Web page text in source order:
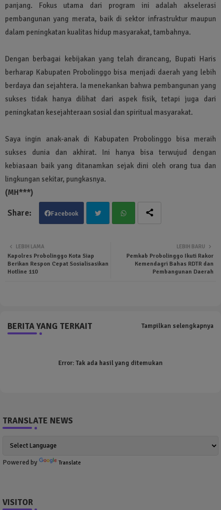
panjang. Fokus utama dari program ini adalah akselerasi
pembangunan yang merata, baik di sektor infrastruktur maupun
dalam peningkatan kualitas hidup masyarakat, tambahnya.
Dengan berbagai kebijakan yang telah dirancang, Bupati Haris
berharap Kabupaten Probolinggo bisa menjadi daerah yang lebih
berdaya dan sejahtera. Ia menekankan bahwa pembangunan yang
sukses tidak hanya dilihat dari aspek fisik, tetapi juga dari
peningkatan kesejahteraan sosial dan spiritual masyarakat.
Saya ingin anak-anak di Kabupaten Probolinggo bisa meraih
sukses dunia dan akhirat. Ini hanya bisa terwujud dengan
kebiasaan baik yang ditanamkan sejak dini oleh orang tua dan
lingkungan sekitar, pungkasnya.
(MH***)
Facebook
tsa
LEBIH BARU
Pemkab Probolinggo Ikuti Rakor
Kemendagri Bahas RDTR dan
Pembangunan Daerah
LEBIH LAMA
Kapolres Probolinggo Kota Siap
Berikan Respon Cepat Sosialisasikan
Hotline 110
BERITA YANG TERKAIT Tampilkan selengkapnya
Error:Tak ada hasil yang ditemukan
TRANSLATE NEWS
Powered by Translate
VISITOR